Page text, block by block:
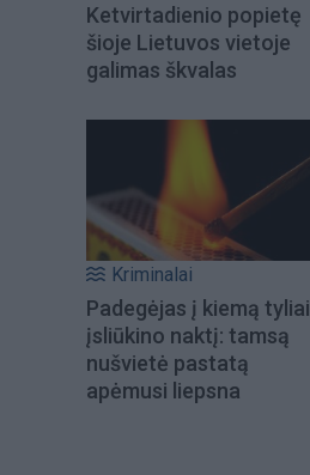
Ketvirtadienio popietę
šioje Lietuvos vietoje
galimas škvalas
Kriminalai
Padegėjas į kiemą tyliai
įsliūkino naktį: tamsą
nušvietė pastatą
apėmusi liepsna